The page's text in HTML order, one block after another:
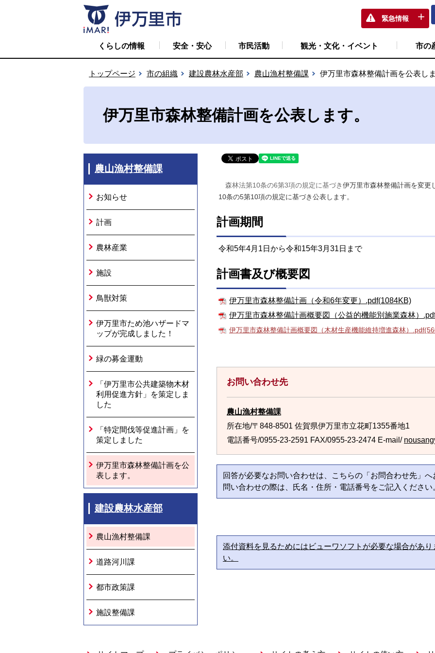
緊急情報
くらしの情報 安全・安心 市民活動 観光・文化・イベント 市の
トップページ 市の組織 建設農林水産部 農山漁村整備課 伊万里市森林整備計画を公表しま
伊万里市森林整備計画を公表します。
農山漁村整備課
お知らせ
計画
農林産業
施設
鳥獣対策
伊万里市ため池ハザードマ
ップが完成しました！
緑の募金運動
「伊万里市公共建築物木材
利用促進方針」を策定しま
した
「特定間伐等促進計画」を
策定しました
伊万里市森林整備計画を公
表します。
建設農林水産部
農山漁村整備課
道路河川課
都市政策課
施設整備課
森林法第10条の6第3項の規定に基づき伊万里市森林整備計画を変更
10条の5第10項の規定に基づき公表します。
計画期間
令和5年4月1日から令和15年3月31日まで
計画書及び概要図
伊万里市森林整備計画（令和6年変更）.pdf(1084KB)
伊万里市森林整備計画概要図（公益的機能別施業森林）
伊万里市森林整備計画概要図（木材生産機能維持増進森林）
お問い合わせ先
農山漁村整備課
所在地/〒848-8501 佐賀県伊万里市立花町1355番地1
電話番号/0955-23-2591 FAX/0955-23-2474 E-mail/
回答が必要なお問い合わせは、こちらの「お問合わせ先」
問い合わせの際は、氏名・住所・電話番号をご記入ください
添付資料を見るためにはビューワソフトが必要な場合があ
い。